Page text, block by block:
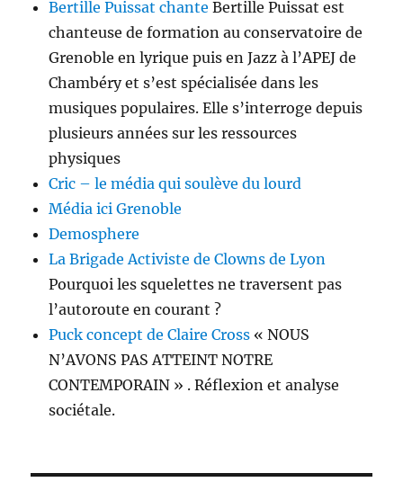
Bertille Puissat chante Bertille Puissat est
chanteuse de formation au conservatoire de
Grenoble en lyrique puis en Jazz à l’APEJ de
Chambéry et s’est spécia­lisée dans les
musiques populaires. Elle s’interroge depuis
plusieurs années sur les ressources
physiques
Cric – le média qui soulève du lourd
Média ici Grenoble
Demosphere
La Brigade Activiste de Clowns de Lyon
Pourquoi les squelettes ne traversent pas
l’autoroute en courant ?
Puck concept de Claire Cross « NOUS
N’AVONS PAS ATTEINT NOTRE
CONTEMPORAIN » . Réflexion et analyse
sociétale.